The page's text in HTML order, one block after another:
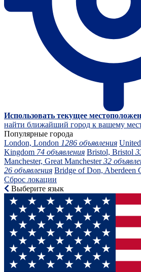
Использовать текущее
найти ближайший город к вашему
Популярные города
London, London 1286 объявления
Kingdom 74 объявления Bristol, Bristol
Manchester, Great Manchester32
26 объявления Bridge of Don, Aberdeen
Сброс локации
Выберите язык